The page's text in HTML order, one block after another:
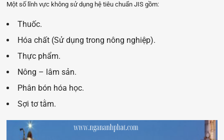
Một số lĩnh vực không sử dụng hệ tiêu chuẩn JIS gồm:
Thuốc.
Hóa chất (Sử dụng trong nông nghiệp).
Thực phẩm.
Nông – lâm sản.
Phân bón hóa học.
Sợi tơ tằm.